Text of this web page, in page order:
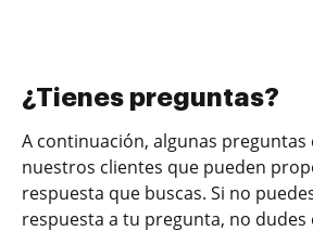
¿Tienes preguntas?
A continuación, algunas preguntas
nuestros clientes que pueden
respuesta que buscas. Si no
respuesta a tu pregunta, no dudes